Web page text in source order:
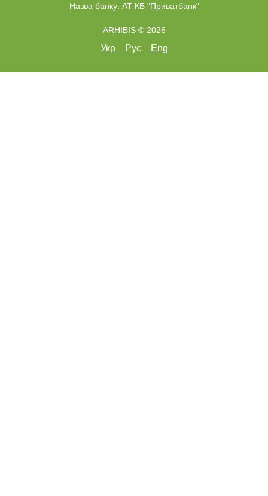
Назва банку: АТ КБ "Приватбанк"
ARHIBIS © 2026
Укр Рус Eng